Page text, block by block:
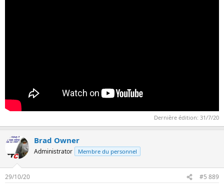
Dernière édition: 31/7/20
Brad Owner
Administrator Membre du personnel
29/10/20 #5 889